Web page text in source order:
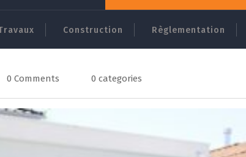
Construction Règlementation
0 Comments 0 categories